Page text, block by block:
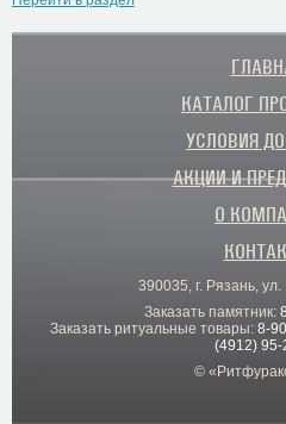
КАТАЛОГ
УСЛОВИЯ
АКЦИИ И
О
390035, г. Рязань,
Заказать памятник:
Заказать ритуальные товары: 8-
(4912) 95-
©